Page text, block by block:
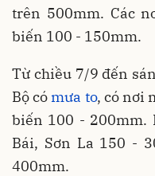
trên 500mm. Các
biến 100 - 150mm.
Từ chiều 7/9 đến
Bộ cómưa to, có nơi
biến 100 - 200mm.
Bái, Sơn La 150 -
400mm.